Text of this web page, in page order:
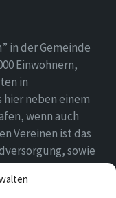
in der Gemeinde
Einwohnern,
in
neben einem
wenn auch
Vereinen ist das
sowie
gehören zum